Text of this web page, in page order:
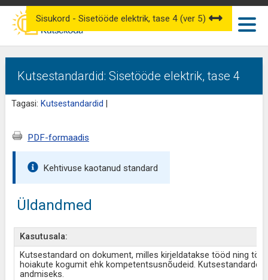
Kutsestandardid: Sisetööde elektrik, tase 4
Tagasi: Kutsestandardid
Sisukord - Sisetööde elektrik, tase 4 (ver 5)
PDF-formaadis
Kehtivuse kaotanud standard
Üldandmed
Kasutusala:
Kutsestandard on dokument, milles kirjeldatakse tööd ning
hoiakute kogumit ehk kompetentsusnõudeid.
andmiseks.